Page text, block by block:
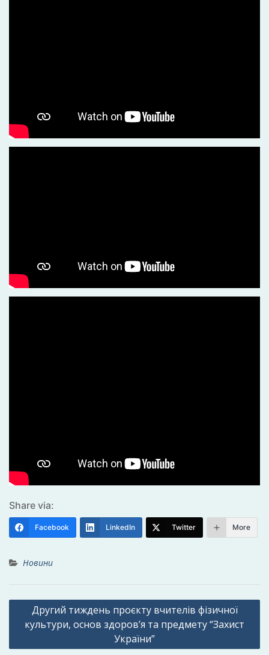
Share via:
Facebook LinkedIn Twitter More
Новини
Навігація
записів
Другий тиждень проєкту вчителів фізичної
культури, основ здоров’я та предмету “Захист
України”